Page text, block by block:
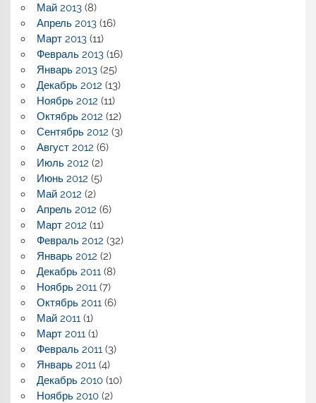
Май 2013(8)
Апрель 2013(16)
Март 2013(11)
Февраль 2013(16)
Январь 2013(25)
Декабрь 2012 (13)
Ноябрь 2012 (11)
Октябрь 2012 (12)
Сентябрь 2012 (3)
Август 2012 (6)
Июль 2012 (2)
Июнь 2012 (5)
Май 2012 (2)
Апрель 2012 (6)
Март 2012 (11)
Февраль 2012 (32)
Январь 2012 (2)
Декабрь 2011 (8)
Ноябрь 2011 (7)
Октябрь 2011 (6)
Май 2011 (1)
Март 2011 (1)
Февраль 2011 (3)
Январь 2011 (4)
Декабрь 2010(10)
Ноябрь 2010(2)